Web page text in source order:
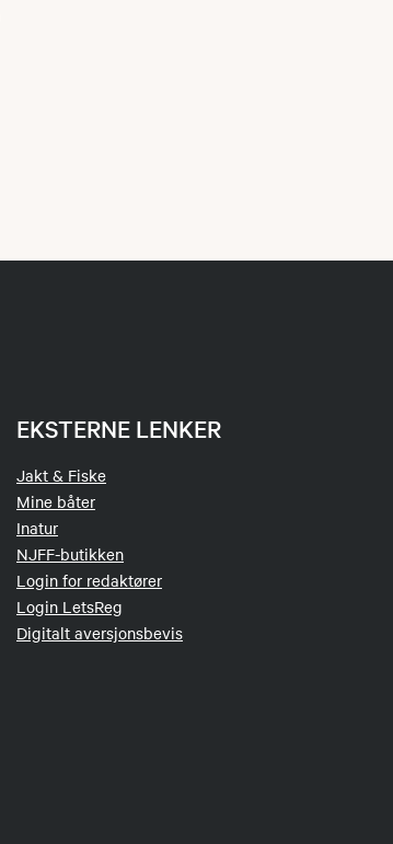
EKSTERNE LENKER
Jakt & Fiske
Mine båter
Inatur
NJFF-butikken
Login for redaktører
Login LetsReg
Digitalt aversjonsbevis